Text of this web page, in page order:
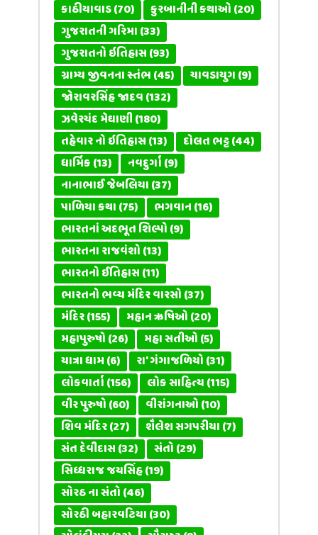
કાઠીયાવાડ(70) કુરબાનીની કથાઓ(20)
ગુજરાતની ગરિમા(33)
ગુજરાતનો ઇતિહાસ(93)
ગ્રામ્ય જીવનના સ્તંભ(45) ચાવડાયુગ(9)
જોરાવરસિંહ જાદવ(132)
ઝવેરચંદ મેઘાણી(180)
તહેવાર નો ઇતિહાસ(13) દોલત ભટ્ટ(44)
ધાર્મિક(13) નવદુર્ગા(9)
નાનાભાઈ જેબલિયા(37)
પાળિયા કથા(75) ભગવાન(16)
ભારતનાં અદભૂત શિલ્પો(9)
ભારતના રાજવંશો(13)
ભારતનો ઈતિહાસ(11)
ભારતનો ભવ્ય મંદિર વારસો(37)
મંદિર(155) મહાન ઋષિઓ(20)
મહાપુરુષો(26) મહા સતીઓ(5)
યાત્રા ધામ(6) રા' ગંગાજળિયો(31)
લોકવાર્તા(156) લોક સાહિત્ય(115)
વીર પુરુષો(60) વીરાંગનાઓ(10)
શિવ મંદિર(27) શૈલેશ સગપરીયા(7)
સંત દેવીદાસ(32) સંતો(29)
સિધ્ધરાજ જયસિંહ(19)
સોરઠ ના સંતો(46)
સોરઠી બહારવટિયા(30)